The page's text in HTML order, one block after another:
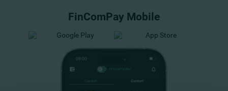
FinComPay Mobile